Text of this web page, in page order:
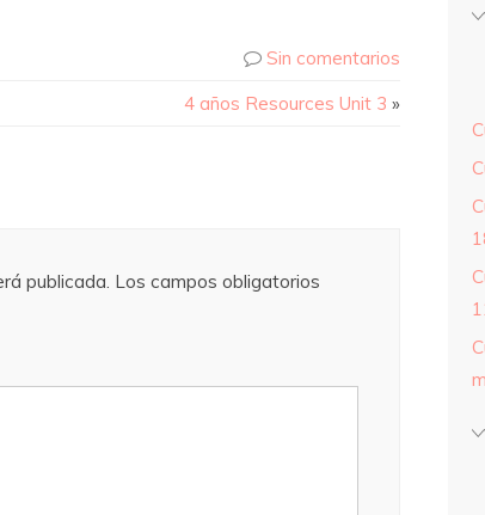
Sin comentarios
4 años Resources Unit 3 »
publicada. Los campos obligatorios